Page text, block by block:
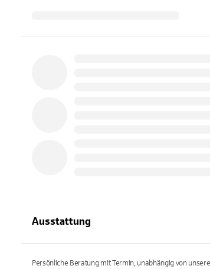
Ausstattung
Persönliche Beratung mit Termin, unabhängig von